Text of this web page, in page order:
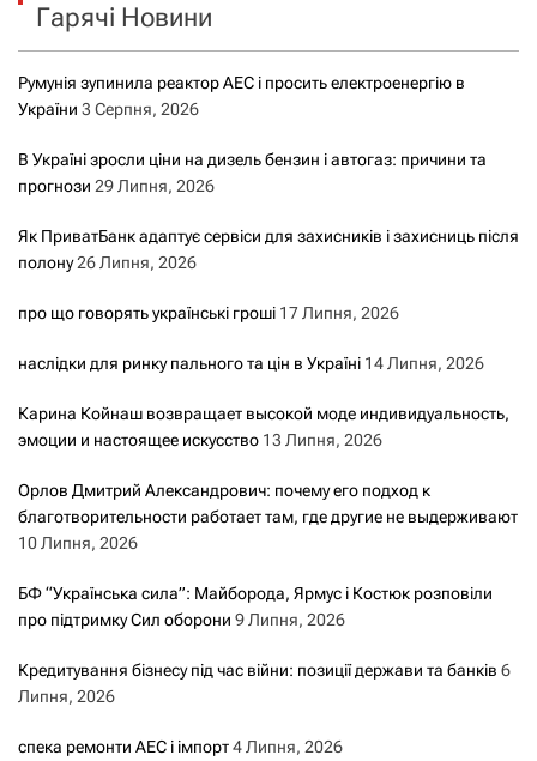
Гарячі Новини
Румунія зупинила реактор АЕС і просить електроенергію в
України 3 Серпня, 2026
В Україні зросли ціни на дизель бензин і автогаз: причини та
прогнози 29 Липня, 2026
Як ПриватБанк адаптує сервіси для захисників і захисниць після
полону26 Липня, 2026
про що говорять українські гроші 17 Липня, 2026
наслідки для ринку пального та цін в Україні 14 Липня, 2026
Карина Койнаш возвращает высокой моде индивидуальность,
эмоции и настоящее искусство 13 Липня, 2026
Орлов Дмитрий Александрович: почему его подход к
благотворительности работает там, где другие не выдерживают
10 Липня, 2026
БФ “Українська сила”: Майборода, Ярмус і Костюк розповіли
про підтримку Сил оборони 9 Липня, 2026
Кредитування бізнесу під час війни: позиції держави та банків 6
Липня, 2026
спека ремонти АЕС і імпорт4 Липня, 2026